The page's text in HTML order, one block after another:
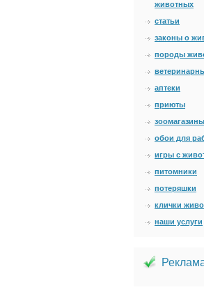
животных
статьи
законы о
породы
аптеки
приюты
зоомагазины
обои для
игры с
питомники
потеряшки
клички
наши услуги